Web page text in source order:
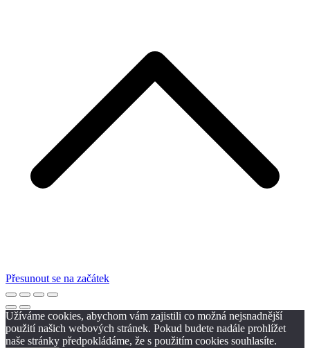
Přesunout se na začátek
Užíváme cookies, abychom vám zajistili co možná nejsnadnější
použití našich webových stránek. Pokud budete nadále prohlížet
naše stránky předpokládáme, že s použitím cookies souhlasíte.